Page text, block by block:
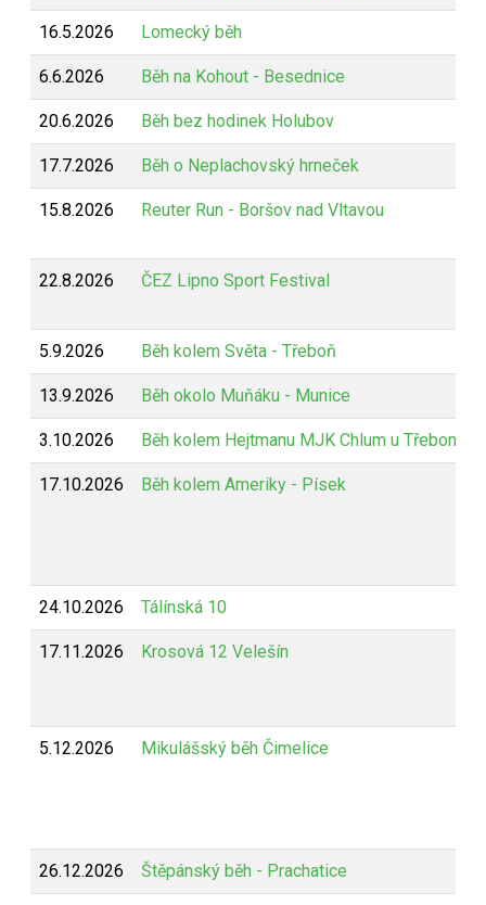
16.5.2026 Lomecký běh
6.6.2026 Běh na Kohout - Besednice
20.6.2026 Běh bez hodinek Holubov
17.7.2026 Běh o Neplachovský hrneček
15.8.2026 Reuter Run - Boršov nad Vltavou
22.8.2026 ČEZ Lipno Sport Festival
5.9.2026 Běh kolem Světa - Třeboň
13.9.2026 Běh okolo Muňáku - Munice
3.10.2026 Běh kolem Hejtmanu MJK Chlum u Třeboně
17.10.2026 Běh kolem Ameriky - Písek
24.10.2026 Tálínská 10
17.11.2026 Krosová 12 Velešín
5.12.2026 Mikulášský běh Čimelice
26.12.2026 Štěpánský běh - Prachatice